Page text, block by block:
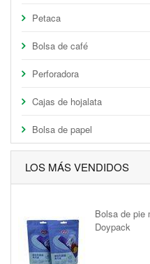
Petaca
Bolsa de café
Perforadora
Cajas de hojalata
Bolsa de papel
LOS MÁS VENDIDOS
Bolsa de pie
Doypack